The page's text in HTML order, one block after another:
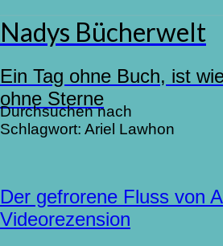
Nadys Bücherwelt
Ein Tag ohne Buch, ist
ohne Sterne
Durchsuchen nach
Schlagwort: Ariel Lawhon
Der
gefrorene
Fluss
Der gefrorene Fluss von
Videorezension